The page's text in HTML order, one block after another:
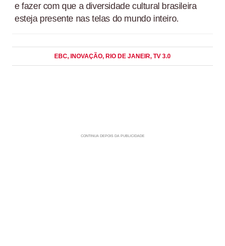
e fazer com que a diversidade cultural brasileira
esteja presente nas telas do mundo inteiro.
EBC, INOVAÇÃO, RIO DE JANEIR, TV 3.0